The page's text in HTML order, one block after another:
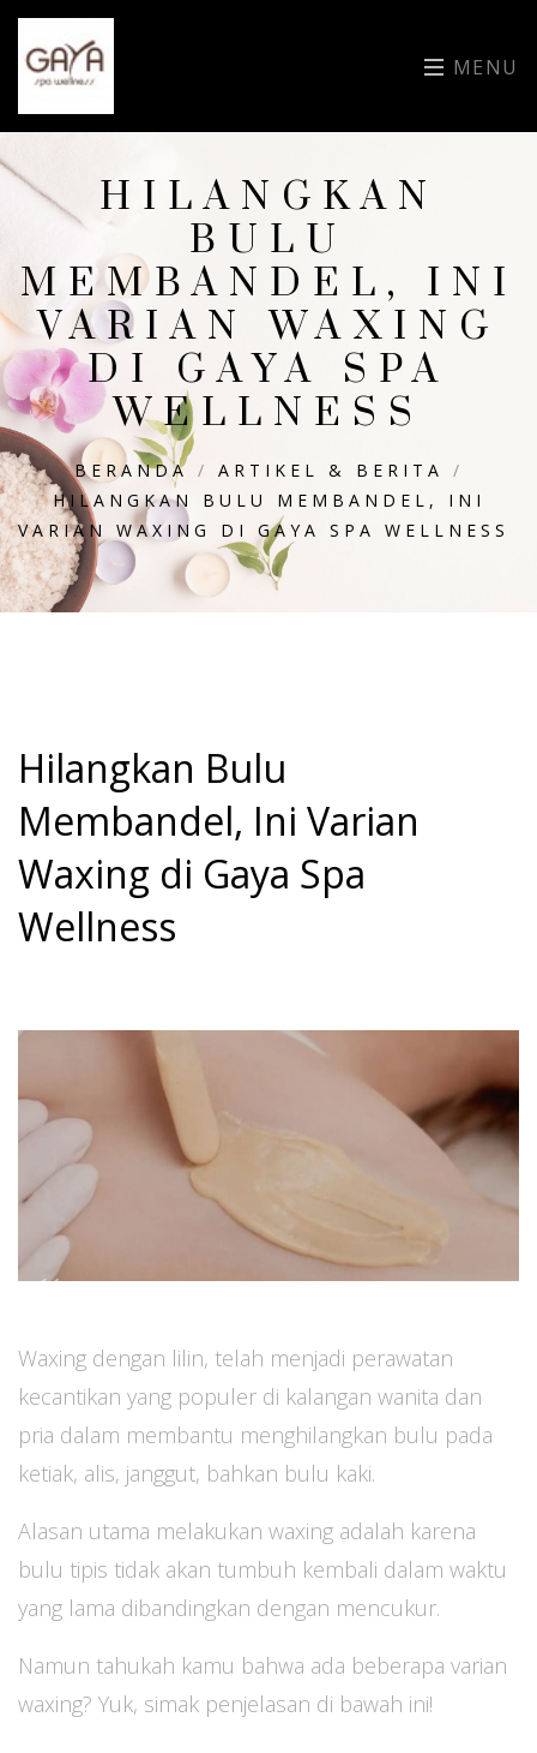
MENU
HILANGKAN
BULU
MEMBANDEL, INI
VARIAN WAXING
DI GAYA SPA
WELLNESS
BERANDA / ARTIKEL & BERITA
/
HILANGKAN BULU MEMBANDEL, INI
VARIAN WAXING DI GAYA SPA WELLNESS
Hilangkan Bulu
Membandel, Ini Varian
Waxing di Gaya Spa
Wellness
Waxing dengan lilin, telah menjadi perawatan
kecantikan yang populer di kalangan wanita dan
pria dalam membantu menghilangkan bulu pada
ketiak, alis, janggut, bahkan bulu kaki.
Alasan utama melakukan waxing adalah karena
bulu tipis tidak akan tumbuh kembali dalam waktu
yang lama dibandingkan dengan mencukur.
Namun tahukah kamu bahwa ada beberapa varian
waxing? Yuk, simak penjelasan di bawah ini!